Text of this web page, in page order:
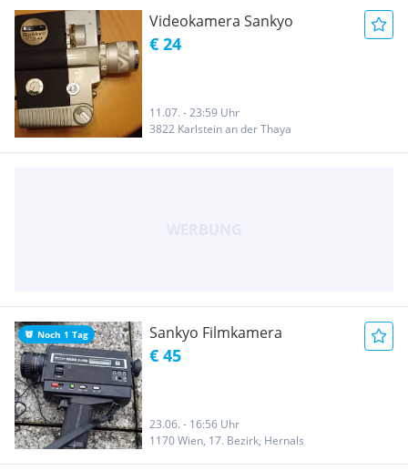
Videokamera Sankyo
€ 24
11.07. - 23:59 Uhr
3822 Karlstein an der Thaya
Noch 1 Tag Sankyo Filmkamera
€ 45
23.06. - 16:56 Uhr
1170 Wien, 17. Bezirk, Hernals